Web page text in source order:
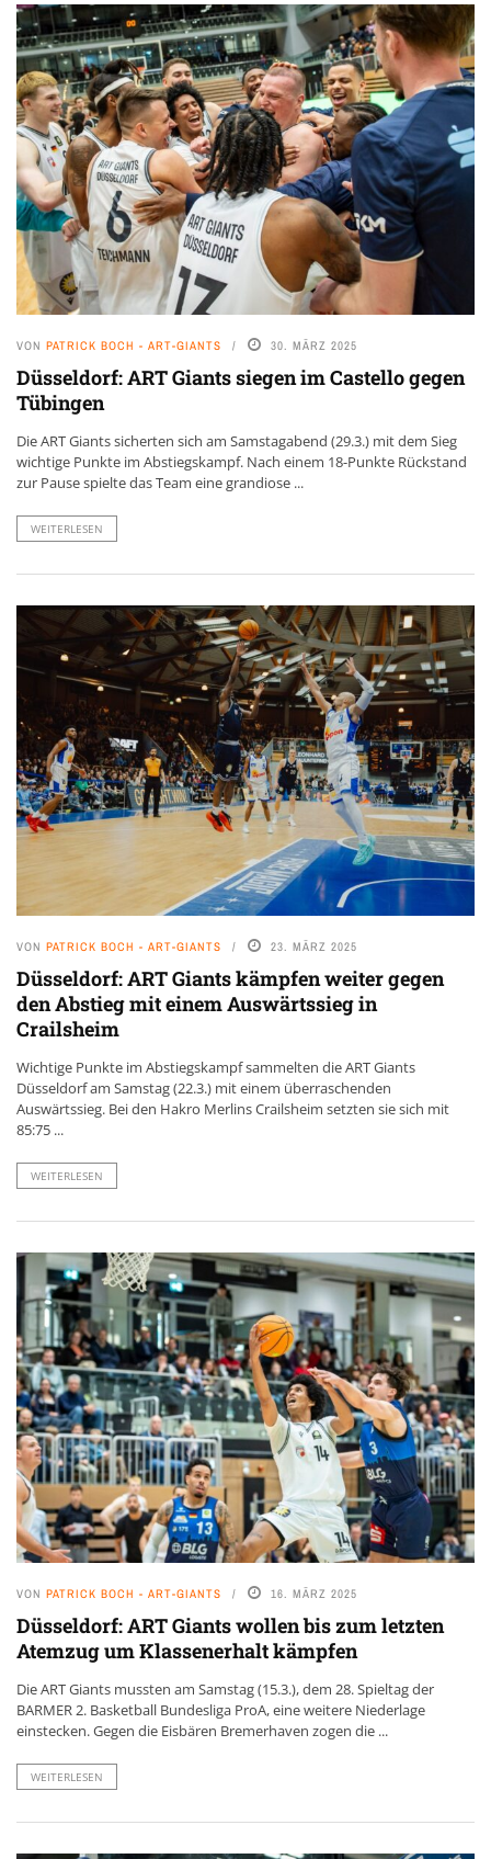
VON PATRICK BOCH - ART-GIANTS 30. MÄRZ 2025
Düsseldorf: ART Giants siegen im Castello gegen
Tübingen
Die ART Giants sicherten sich am Samstagabend (29.3.) mit dem Sieg
wichtige Punkte im Abstiegskampf. Nach einem 18-Punkte Rückstand
zur Pause spielte das Team eine grandiose ...
WEITERLESEN
VON PATRICK BOCH - ART-GIANTS 23. MÄRZ 2025
Düsseldorf: ART Giants kämpfen weiter gegen
den Abstieg mit einem Auswärtssieg in
Crailsheim
Wichtige Punkte im Abstiegskampf sammelten die ART Giants
Düsseldorf am Samstag (22.3.) mit einem überraschenden
Auswärtssieg. Bei den Hakro Merlins Crailsheim setzten sie sich mit
85:75 ...
WEITERLESEN
VON PATRICK BOCH - ART-GIANTS 16. MÄRZ 2025
Düsseldorf: ART Giants wollen bis zum letzten
Atemzug um Klassenerhalt kämpfen
Die ART Giants mussten am Samstag (15.3.), dem 28. Spieltag der
BARMER 2. Basketball Bundesliga ProA, eine weitere Niederlage
einstecken. Gegen die Eisbären Bremerhaven zogen die ...
WEITERLESEN